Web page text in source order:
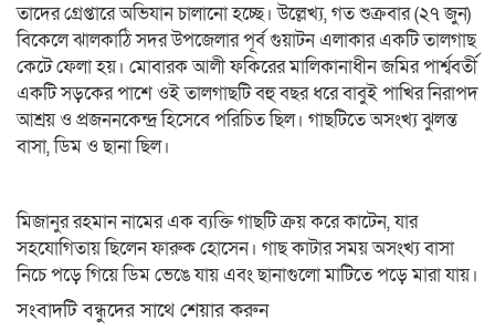
তাদের গ্রেপ্তারে অভিযান চালানো হচ্ছে। ‎উল্লেখ্য, গত শুক্রবার (২৭ জুন)
বিকেলে ঝালকাঠি সদর উপজেলার পূর্ব গুয়াটন এলাকার একটি তালগাছ
কেটে ফেলা হয়। মোবারক আলী ফকিরের মালিকানাধীন জমির পার্শ্ববর্তী
একটি সড়কের পাশে ওই তালগাছটি বহু বছর ধরে বাবুই পাখির নিরাপদ
আশ্রয় ও প্রজননকেন্দ্র হিসেবে পরিচিত ছিল। গাছটিতে অসংখ্য ঝুলন্ত
বাসা, ডিম ও ছানা ছিল। ‎
মিজানুর রহমান নামের এক ব্যক্তি গাছটি ক্রয় করে কাটেন, যার
সহযোগিতায় ছিলেন ফারুক হোসেন। গাছ কাটার সময় অসংখ্য বাসা
নিচে পড়ে গিয়ে ডিম ভেঙে যায় এবং ছানাগুলো মাটিতে পড়ে মারা যায়।
সংবাদটি বন্ধুদের সাথে শেয়ার করুন